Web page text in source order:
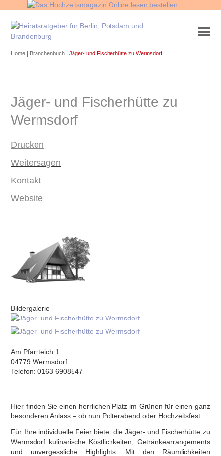
Home Branchenbuch |Jäger- und Fischerhütte zu Wermsdorf
Jäger- und Fischerhütte zu
Wermsdorf
Drucken
Weitersagen
Kontakt
Website
Bildergalerie
Am Pfarrteich 1
04779 Wermsdorf
Telefon: 0163 6908547
Hier finden Sie einen herrlichen Platz im Grünen für einen ganz
besonderen Anlass – ob nun Polterabend oder Hochzeitsfest.
Für Ihre individuelle Feier bietet die Jäger- und Fischerhütte zu
Wermsdorf kulinarische Köstlichkeiten, Getränkearrangements
und unvergessliche Highlights. Mit den Räumlichkeiten